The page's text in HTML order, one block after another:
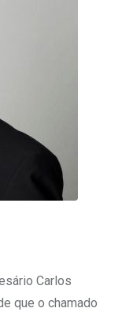
Carlos
que o chamado